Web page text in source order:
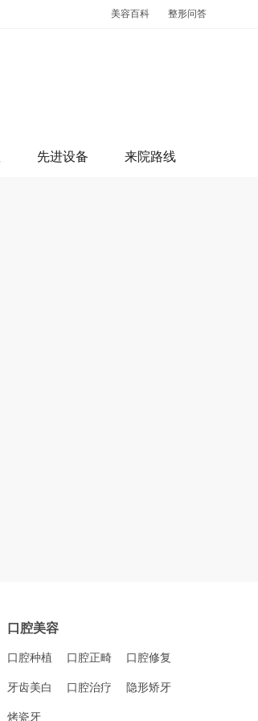
美容百科 整形问答
先进设备 来院路线
口腔美容
口腔种植 口腔正畸 口腔修复
牙齿美白 口腔治疗 隐形矫牙
烤瓷牙